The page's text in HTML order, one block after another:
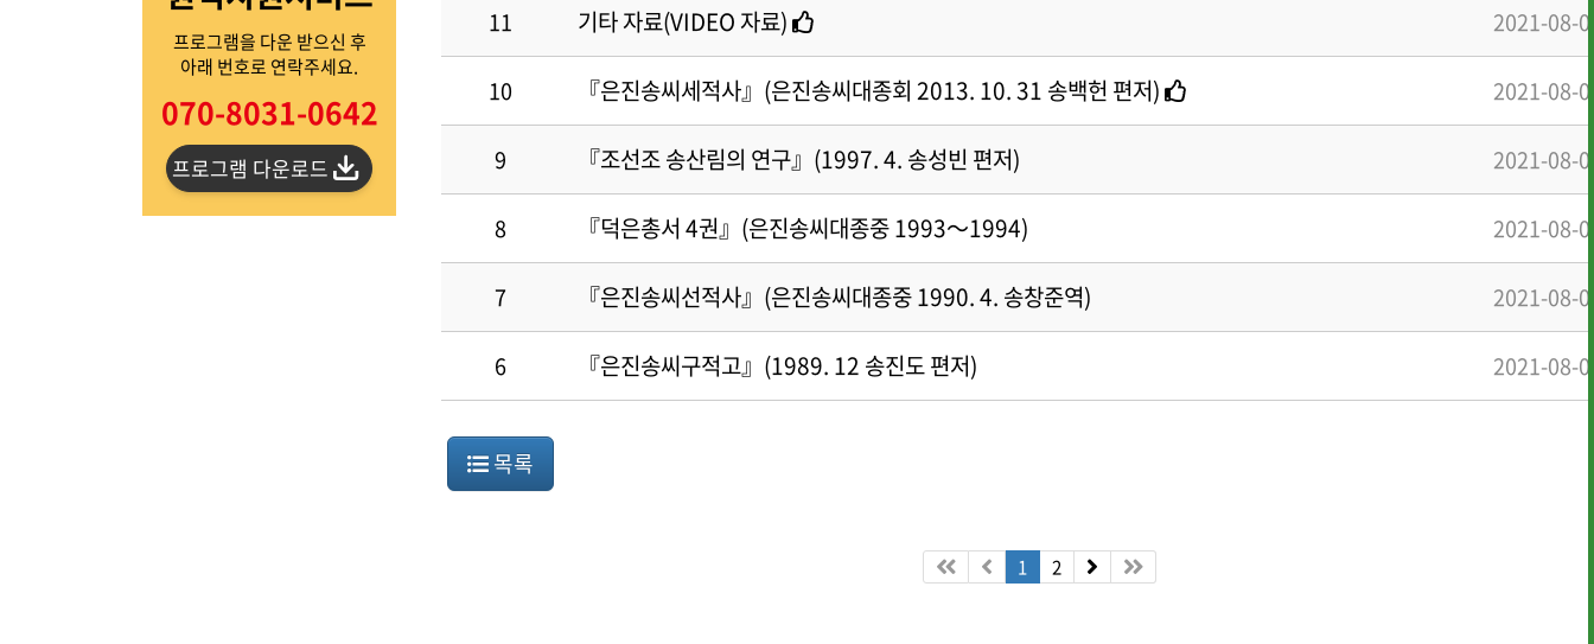
프로그램을 다운 받으신 후
아래 번호로 연락주세요.
070-8031-0642
프로그램 다운로드
11 기타 자료(VIDEO 자료) 2021-08-
10 『은진송씨세적사』(은진송씨대종회 2013. 10. 31 송백헌 편저) 2021-08-
9 『조선조 송산림의 연구』(1997. 4. 송성빈 편저) 2021-08-
8 『덕은총서 4권』(은진송씨대종중 1993～1994) 2021-08-
7 『은진송씨선적사』(은진송씨대종중 1990. 4. 송창준역) 2021-08-
6 『은진송씨구적고』(1989. 12 송진도 편저) 2021-08-
목록
1 2